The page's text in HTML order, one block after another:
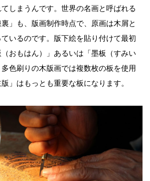
しまうんです。世界の名画と呼ばれる
」も、版画制作時点で、原画は木屑と
いるのです。版下絵を貼り付けて最初
おもはん）」あるいは「墨板（すみい
色刷りの木版画では複数枚の板を使用
」はもっとも重要な板になります。